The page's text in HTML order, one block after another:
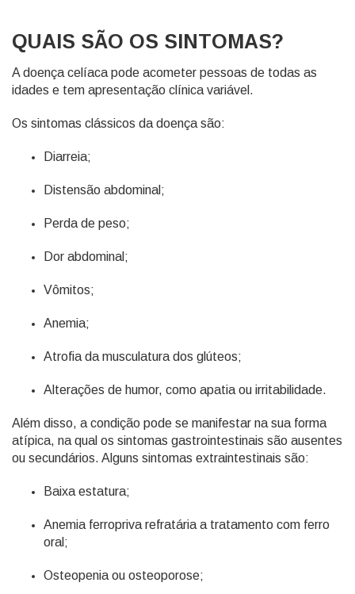
QUAIS SÃO OS SINTOMAS?
A doença celíaca pode acometer pessoas de todas as
idades e tem apresentação clínica variável.
Os sintomas clássicos da doença são:
Diarreia;
Distensão abdominal;
Perda de peso;
Dor abdominal;
Vômitos;
Anemia;
Atrofia da musculatura dos glúteos;
Alterações de humor, como apatia ou irritabilidade.
Além disso, a condição pode se manifestar na sua forma
atípica, na qual os sintomas gastrointestinais são ausentes
ou secundários. Alguns sintomas extraintestinais são:
Baixa estatura;
Anemia ferropriva refratária a tratamento com ferro
oral;
Osteopenia ou osteoporose;